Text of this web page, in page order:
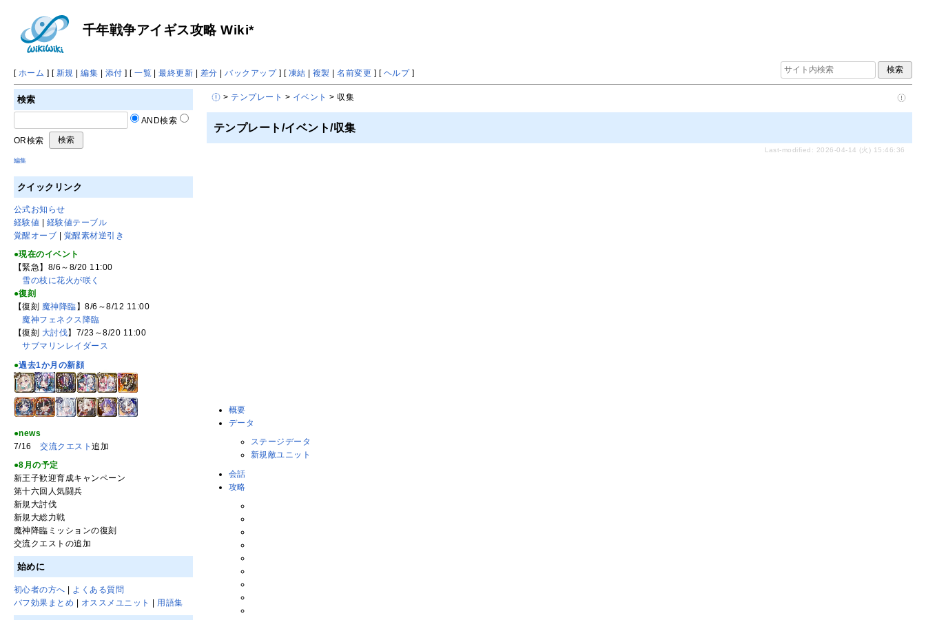
千年戦争アイギス攻略 Wiki*
[ ホーム ] [ 新規 |編集 | 添付 ] [一覧 |最終更新 | 差分 |バックアップ] [ 凍結 | 複製 |名前変更 ] [ ヘルプ]
> テンプレート > イベント > 収集
テンプレート/イベント/収集
Last-modified: 2026-04-14 (火) 15:46:36
概要
データ
ステージデータ
新規敵ユニット
会話
攻略
検索
AND検索
OR検索
編集
クイックリンク
公式お知らせ
経験値
経験値テーブル
覚醒オーブ
覚醒素材逆引き
●現在のイベント
【緊急】8/6～8/20 11:00
雪の枝に花火が咲く
●復刻
【復刻 魔神降臨 】8/6～8/12 11:00
魔神フェネクス降臨
【復刻 大討伐】7/23～8/20 11:00
サブマリンレイダース
●過去1か月の新顔
●news
7/16交流クエスト追加
●8月の予定
新王子歓迎育成キャンペーン
第十六回人気闘兵
新規大討伐
新規大総力戦
魔神降臨ミッションの復刻
交流クエストの追加
始めに
初心者の方へ | よくある質問
バフ効果まとめ | オススメユニット | 用語集